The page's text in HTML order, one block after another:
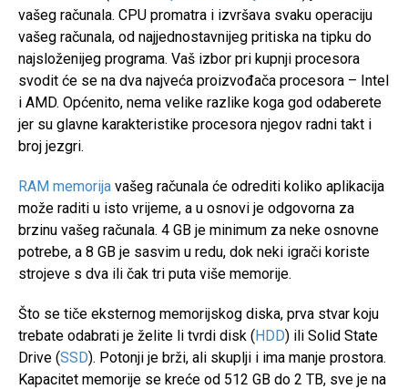
vašeg računala. CPU promatra i izvršava svaku operaciju
vašeg računala, od najjednostavnijeg pritiska na tipku do
najsloženijeg programa. Vaš izbor pri kupnji procesora
svodit će se na dva najveća proizvođača procesora – Intel
i AMD. Općenito, nema velike razlike koga god odaberete
jer su glavne karakteristike procesora njegov radni takt i
broj jezgri.
RAM memorija vašeg računala će odrediti koliko aplikacija
može raditi u isto vrijeme, a u osnovi je odgovorna za
brzinu vašeg računala. 4 GB je minimum za neke osnovne
potrebe, a 8 GB je sasvim u redu, dok neki igrači koriste
strojeve s dva ili čak tri puta više memorije.
Što se tiče eksternog memorijskog diska, prva stvar koju
trebate odabrati je želite li tvrdi disk (HDD) ili Solid State
Drive (SSD). Potonji je brži, ali skuplji i ima manje prostora.
Kapacitet memorije se kreće od 512 GB do 2 TB, sve je na